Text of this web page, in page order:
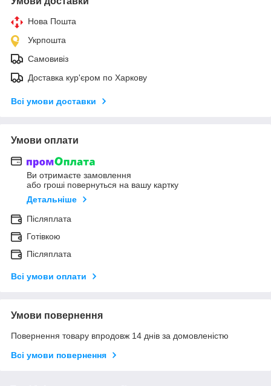
Нова Пошта
Укрпошта
Самовивіз
Доставка кур'єром по Харкову
Всі умови доставки
Умови оплати
Ви отримаєте замовлення
або гроші повернуться на вашу картку
Детальніше
Післяплата
Готівкою
Післяплата
Всі умови оплати
Умови повернення
Повернення товару впродовж 14 днів за домовленістю
Всі умови повернення